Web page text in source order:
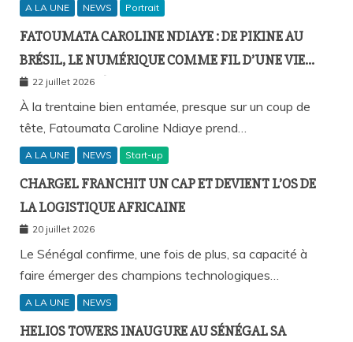
A LA UNE NEWS Portrait
FATOUMATA CAROLINE NDIAYE : DE PIKINE AU
BRÉSIL, LE NUMÉRIQUE COMME FIL D’UNE VIE
SANS FRONTIÈRES
22 juillet 2026
À la trentaine bien entamée, presque sur un coup de
tête, Fatoumata Caroline Ndiaye prend…
A LA UNE NEWS Start-up
CHARGEL FRANCHIT UN CAP ET DEVIENT L’OS DE
LA LOGISTIQUE AFRICAINE
20 juillet 2026
Le Sénégal confirme, une fois de plus, sa capacité à
faire émerger des champions technologiques…
A LA UNE NEWS
HELIOS TOWERS INAUGURE AU SÉNÉGAL SA